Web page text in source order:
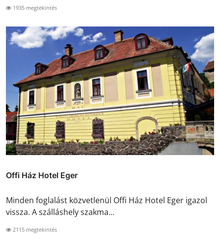
1935 megtekintés
Offi Ház Hotel Eger
Minden foglalást közvetlenül Offi Ház Hotel Eger igazol
vissza. A szálláshely szakma...
2115 megtekintés